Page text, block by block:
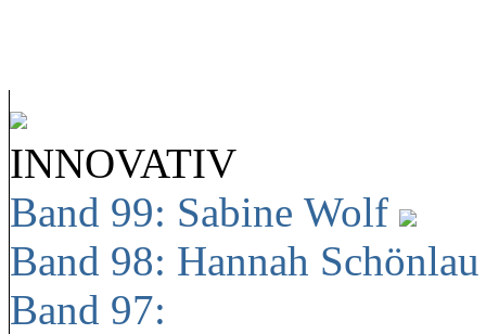
INNOVATIV
Band 99: Sabine Wolf
Band 98: Hannah
Band 97: